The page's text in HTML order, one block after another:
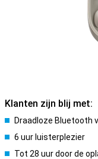
Klanten zijn blij met:
Draadloze Bluetooth
6 uur luisterplezier
Tot 28 uur door de